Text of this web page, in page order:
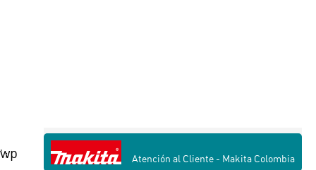
wp Atención al Cliente - Makita Colombia
' ;